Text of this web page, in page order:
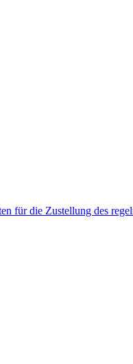
für die Zustellung des